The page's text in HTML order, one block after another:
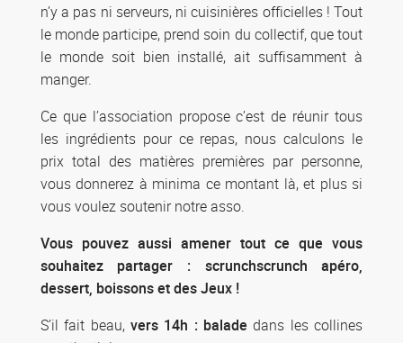
n’y a pas ni serveurs, ni cuisinières officielles ! Tout
le monde participe, prend soin du collectif, que tout
le monde soit bien installé, ait suffisamment à
manger.
Ce que l’association propose c’est de réunir tous
les ingrédients pour ce repas, nous calculons le
prix total des matières premières par personne,
vous donnerez à minima ce montant là, et plus si
vous voulez soutenir notre asso.
Vous pouvez aussi amener tout ce que vous
souhaitez partager : scrunchscrunch apéro,
dessert, boissons et des Jeux !
S’il fait beau, vers 14h : balade dans les collines